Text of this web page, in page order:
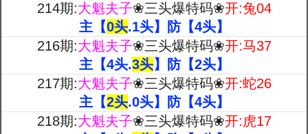
214期:大魁夫子❀三头爆特码❀开:兔04
主【0头.1头】防【4头】
216期:大魁夫子❀三头爆特码❀开:马37
主【4头.3头】防【2头】
217期:大魁夫子❀三头爆特码❀开:蛇26
主【2头.0头】防【4头】
218期:大魁夫子❀三头爆特码❀开:虎17